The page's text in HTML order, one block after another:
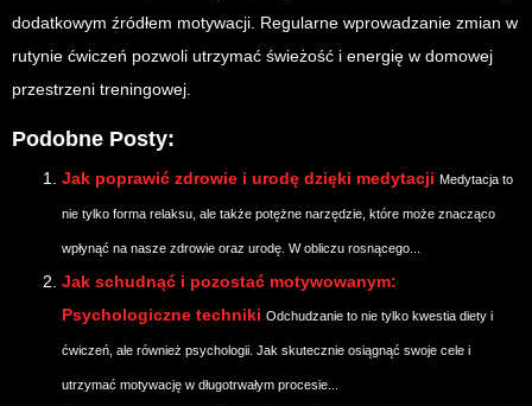
dodatkowym źródłem motywacji. Regularne wprowadzanie zmian w
rutynie ćwiczeń pozwoli utrzymać świeżość i energię w domowej
przestrzeni treningowej.
Podobne Posty:
Jak poprawić zdrowie i urodę dzięki medytacji Medytacja to
nie tylko forma relaksu, ale także potężne narzędzie, które może znacząco
wpłynąć na nasze zdrowie oraz urodę. W obliczu rosnącego...
Jak schudnąć i pozostać motywowanym:
Psychologiczne techniki Odchudzanie to nie tylko kwestia diety i
ćwiczeń, ale również psychologii. Jak skutecznie osiągnąć swoje cele i
utrzymać motywację w długotrwałym procesie...